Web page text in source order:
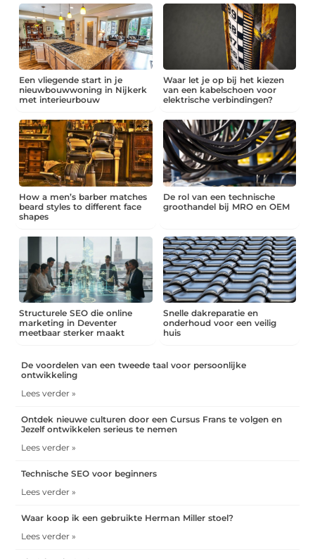
Een vliegende start in je
nieuwbouwwoning in Nijkerk
met interieurbouw
Waar let je op bij het kiezen
van een kabelschoen voor
elektrische verbindingen?
How a men’s barber matches
beard styles to different face
shapes
De rol van een technische
groothandel bij MRO en OEM
Structurele SEO die online
marketing in Deventer
meetbaar sterker maakt
Snelle dakreparatie en
onderhoud voor een veilig
huis
De voordelen van een tweede taal voor persoonlijke
ontwikkeling
Lees verder »
Ontdek nieuwe culturen door een Cursus Frans te volgen en
Jezelf ontwikkelen serieus te nemen
Lees verder »
Technische SEO voor beginners
Lees verder »
Waar koop ik een gebruikte Herman Miller stoel?
Lees verder »